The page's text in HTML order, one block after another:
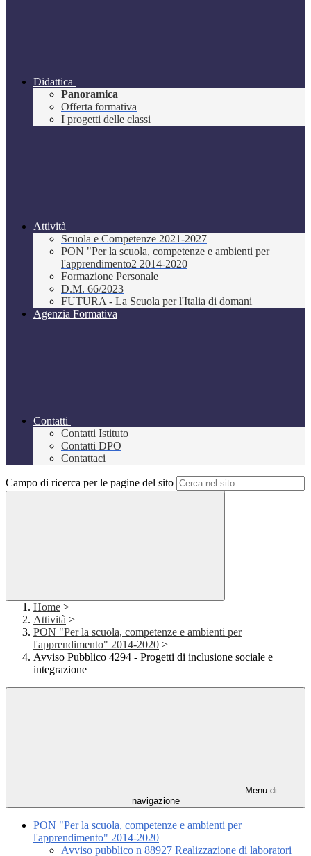
Didattica
Panoramica
Offerta formativa
I progetti delle classi
Attività
Scuola e Competenze 2021-2027
PON "Per la scuola, competenze e ambienti per
l'apprendimento2 2014-2020
Formazione Personale
D.M. 66/2023
FUTURA - La Scuola per l'Italia di domani
Agenzia Formativa
Contatti
Contatti Istituto
Contatti DPO
Contattaci
Campo di ricerca per le pagine del sito
Home >
Attività >
PON "Per la scuola, competenze e ambienti per
l'apprendimento" 2014-2020 >
Avviso Pubblico 4294 - Progetti di inclusione sociale e
integrazione
Menu di
navigazione
PON "Per la scuola, competenze e ambienti per
l'apprendimento" 2014-2020
Avviso pubblico n 88927 Realizzazione di laboratori